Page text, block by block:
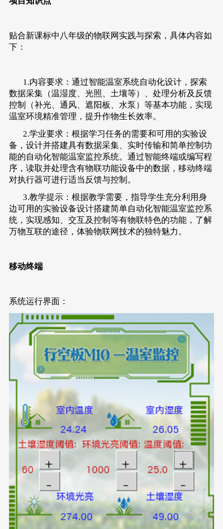
贴合新课标中八年级的物联网实践与探索，具体内容如
下：
1.内容要求：通过智能温室系统自动化设计，探索
数据采集（温湿度、光照、土壤等）、处理分析及反馈
控制（补光、通风、遮阳板、水泵）等基本功能，实现
温室环境精准管理，提升作物生长效率。
2.学业要求：根据学习任务的需要和可用的实验设
备，设计并搭建具有数据采集、实时传输和简单控制功
能的自动化智能温室监控系统。通过智能终端或编写程
序，读取并处理含有物联功能设备中的数据，移动终端
对执行器可进行适当反馈与控制。
3.教学提示：根据教学需要，指导学生充分利用身
边可用的实验设备设计搭建简单自动化智能温室监控系
统，实现感知、交互及控制等有物联特色的功能，了解
万物互联的途径，体验物联网技术的独特魅力。
移动终端
系统运行界面：